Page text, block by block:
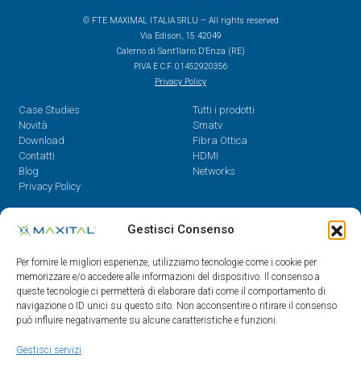
Gestisci Consenso
Per fornire le migliori esperienze, utilizziamo tecnologie come i cookie per
memorizzare e/o accedere alle informazioni del dispositivo. Il consenso a
queste tecnologie ci permetterà di elaborare dati come il comportamento di
navigazione o ID unici su questo sito. Non acconsentire o ritirare il consenso
può influire negativamente su alcune caratteristiche e funzioni.
Gestisci servizi
© FTE MAXIMAL ITALIA SRLU – All rights reserved
Via Edison, 15 42049
Calerno di Sant’Ilario D’Enza (RE)
P.IVA E C.F. 01452920356
Privacy Policy
Case Studies
Novità
Download
Contatti
Blog
Privacy Policy
Tutti i prodotti
Smatv
Fibra Ottica
HDMI
Networks
Contatti
08.30 - 12.30 / 14 - 18
0522/909701
0522/909748